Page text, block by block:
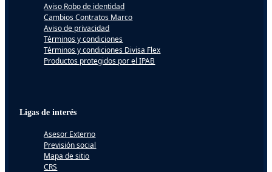
Aviso Robo de identidad
Cambios Contratos Marco
Aviso de privacidad
Términos y condiciones
Términos y condiciones Divisa Flex
Productos protegidos por el IPAB
Ligas de interés
Asesor Externo
Previsión social
Mapa de sitio
CRS